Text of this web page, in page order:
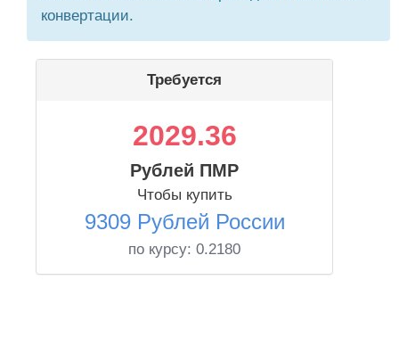
конвертации.
Требуется
2029.36
Рублей ПМР
Чтобы купить
9309 Рублей России
по курсу: 0.2180